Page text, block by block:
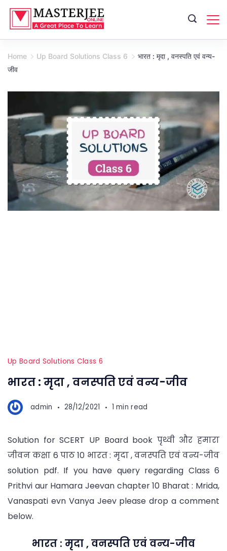
Skip
content
Home Up Board Solutions Class 6
भारत : मृदा , वनस्पति एवं वन्य-
जीव
Up Board Solutions Class 6
भारत : मृदा , वनस्पति एवं वन्य-जीव
admin 28/12/2021 1 min read
Solution for SCERT UP Board book पृथ्वी और हमारा
जीवन कक्षा 6 पाठ 10 भारत : मृदा , वनस्पति एवं वन्य-जीव
solution pdf. If you have query regarding Class 6
Prithvi aur Hamara Jeevan chapter 10 Bharat : Mrida,
Vanaspati evn Vanya Jeev please drop a comment
below.
भारत : मृदा , वनस्पति एवं वन्य-जीव